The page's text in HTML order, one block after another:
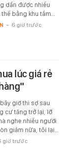
dần được nhiều
bằng khu tắm…
- 6 giờ trước
lúc giá rẻ
giờ thì sợ sau
cư tăng trở lại, lỡ
nghe nhiều người
giảm nữa, tôi lại…
giờ trước